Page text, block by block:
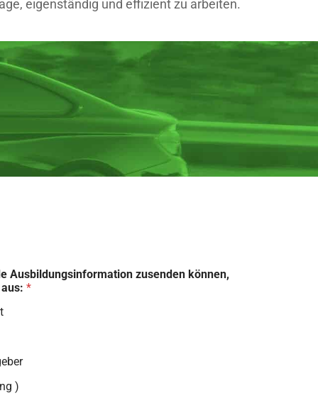
eigenständig und effizient zu arbeiten.
Ausbildungsinformation zusenden können,
*
)